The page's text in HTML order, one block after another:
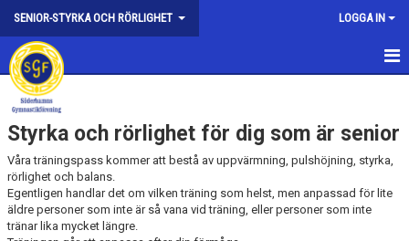
SENIOR-STYRKA OCH RÖRLIGHET LOGGA IN
HEM
NYHETER
DOKUMENT
BILDGALLERI
Styrka och rörlighet för dig som är senior
Våra träningspass kommer att bestå av uppvärmning, pulshöjning, styrka,
rörlighet och balans.
Egentligen handlar det om vilken träning som helst, men anpassad för lite
äldre personer som inte är så vana vid träning, eller personer som inte
tränar lika mycket längre.